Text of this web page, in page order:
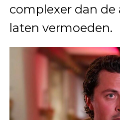
complexer dan de
laten vermoeden.